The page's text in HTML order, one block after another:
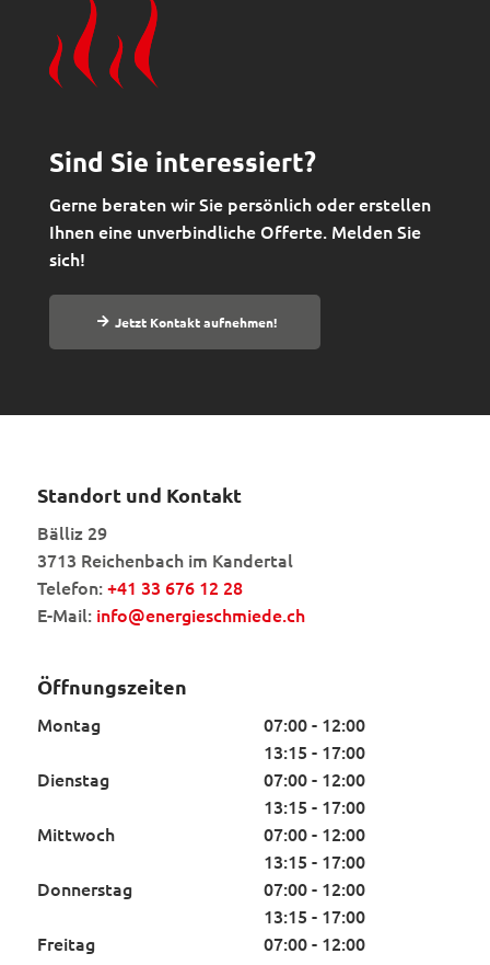
Sind Sie interessiert?
Gerne beraten wir Sie persönlich oder erstellen
Ihnen eine unverbindliche Offerte. Melden Sie
sich!
Jetzt Kontakt aufnehmen!
Standort und Kontakt
Bälliz 29
3713 Reichenbach im Kandertal
Telefon:+41 33 676 12 28
E-Mail: info@energieschmiede.ch
Öffnungszeiten
Montag
07:00 - 12:00
13:15 - 17:00
Dienstag
07:00 - 12:00
13:15 - 17:00
Mittwoch
07:00 - 12:00
13:15 - 17:00
Donnerstag
07:00 - 12:00
13:15 - 17:00
Freitag
07:00 - 12:00